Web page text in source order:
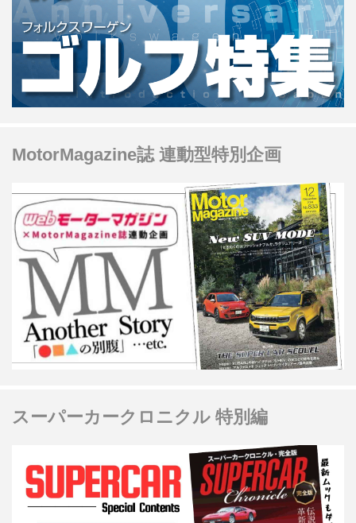
MotorMagazine誌 連動型特別企画
スーパーカークロニクル 特別編